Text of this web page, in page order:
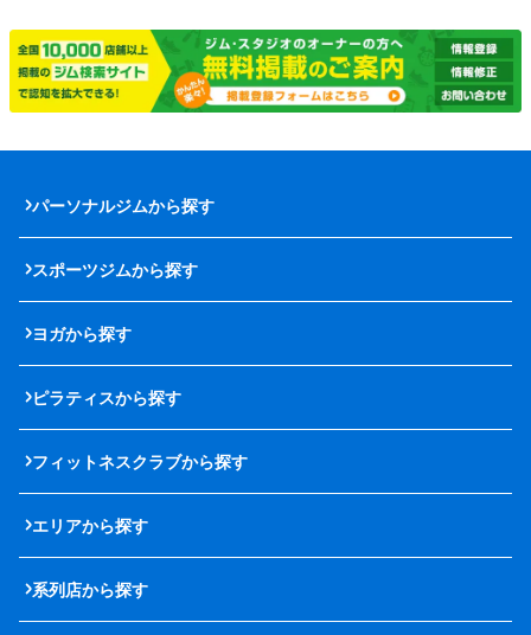
パーソナルジムから探す
スポーツジムから探す
ヨガから探す
ピラティスから探す
フィットネスクラブから探す
エリアから探す
系列店から探す